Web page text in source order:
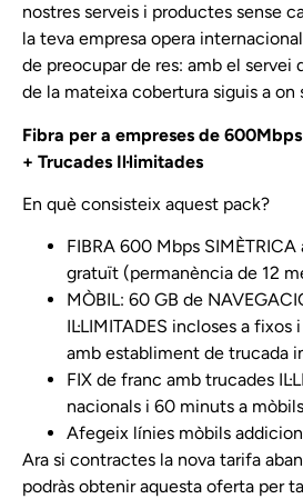
nostres serveis i productes sense
la teva empresa opera
de preocupar de res: amb el servei
de la mateixa cobertura siguis a on
Fibra per a empreses de
+ Trucades Il·limitades
En què consisteix aquest pack?
FIBRA 600 Mbps
gratuït (permanència de 12
MÒBIL: 60 GB de
IL·LIMITADES incloses a
amb establiment de trucada
FIX de franc amb trucades
nacionals i 60 minuts a
Afegeix línies mòbils
Ara si contractes la nova tarifa
podràs obtenir aquesta oferta per